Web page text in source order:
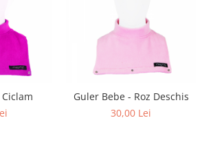
Guler Bebe - Roz Deschis
30,00 Lei